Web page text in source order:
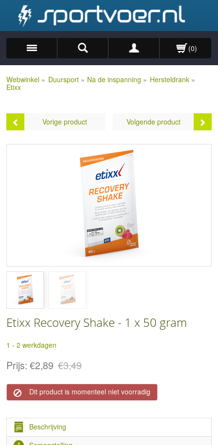
(0)
Webwinkel » Duursport» Na de inspanning » Hersteldrank »
Etixx
Vorige product
Etixx Recovery Shake - 1 x 50
Volgende product
Etixx Recovery Shake - 1 x 50
Etixx Recovery Shake - 1 x 50 gram
1 - 2 werkdagen
Prijs: €2,89 €3,49
Dit product is momenteel niet voorradig
Beschrijving